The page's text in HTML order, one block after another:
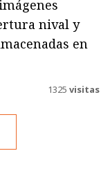
nival y
en
1325 visitas